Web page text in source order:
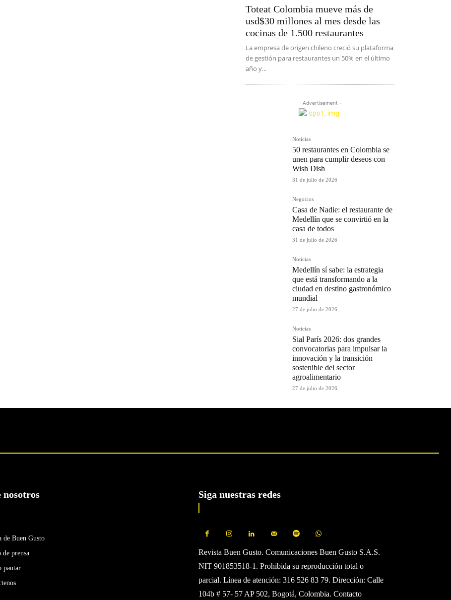
Toteat Colombia mueve más de
usd$30 millones al mes desde las
cocinas de 1.500 restaurantes
La empresa de origen chileno creció su plataforma
de gestión para restaurantes un 50% en el último
año y...
- Advertisement -
Noticias
50 restaurantes en Colombia se
unen para cumplir deseos con
Wish Dish
31 de julio de 2026
Negocios
Casa de Nadie: el restaurante de
Medellín que se convirtió en la
casa de todos
31 de julio de 2026
Noticias
Medellín sí sabe: la estrategia
que está transformando a la
ciudad en destino gastronómico
mundial
27 de julio de 2026
Noticias
Sial París 2026: dos grandes
convocatorias para impulsar la
innovación y la transición
sostenible del sector
agroalimentario
27 de julio de 2026
nosotros
de Buen Gusto
de prensa
pautar
Siga nuestras redes
Revista Buen Gusto. Comunicaciones Buen Gusto S.A.S.
NIT 901853518-1. Prohibida su reproducción total o
parcial. Línea de atención: 316 526 83 79. Dirección: Calle
104b # 57- 57 AP 502, Bogotá, Colombia. Contacto